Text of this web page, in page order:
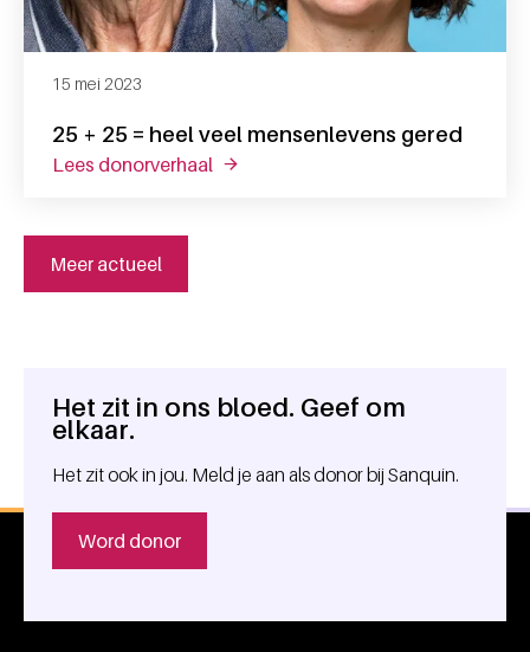
25 + 25 = heel veel mensenlevens gered
15 mei 2023
lees donorverhaal over 25 + 25 = heel veel
Meer actueel
Algemene informatie
Het zit in ons bloed. Geef om
elkaar.
Het zit ook in jou. Meld je aan als donor bij Sanquin.
Word donor